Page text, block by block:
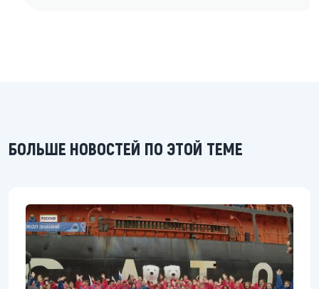
БОЛЬШЕ НОВОСТЕЙ ПО ЭТОЙ ТЕМЕ